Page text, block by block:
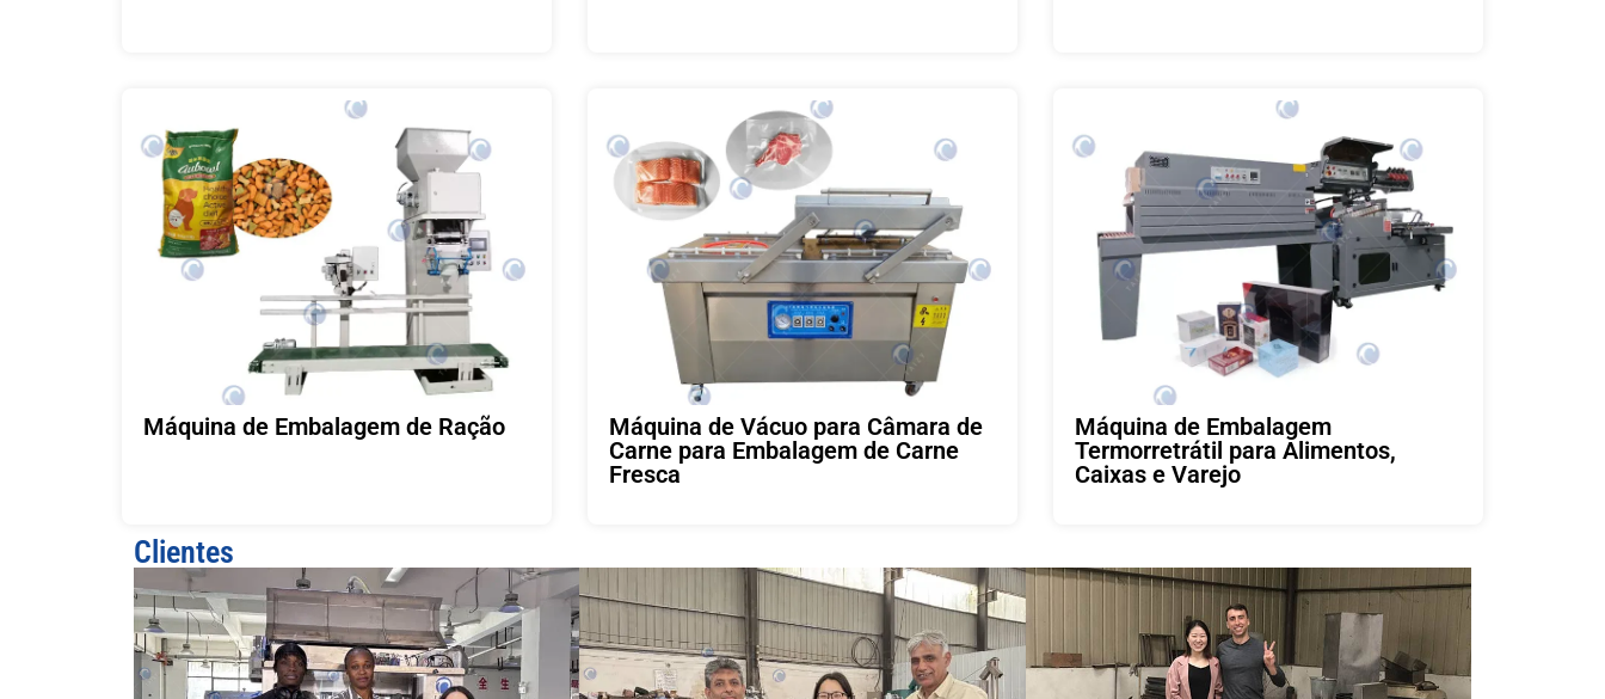
Máquina de Embalagem de Ração
Máquina de Vácuo para Câmara de
Carne para Embalagem de Carne
Fresca
Máquina de Embalagem
Termorretrátil para Alimentos,
Caixas e Varejo
Clientes